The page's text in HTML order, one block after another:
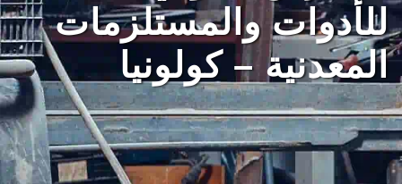
للأدوات والمستلزمات
المعدنية – كولونيا